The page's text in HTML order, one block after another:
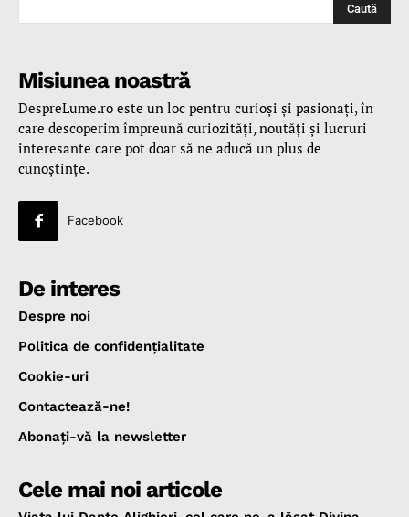
Caută
Misiunea noastră
DespreLume.ro este un loc pentru curioşi şi pasionaţi, în
care descoperim împreună curiozităţi, noutăţi şi lucruri
interesante care pot doar să ne aducă un plus de
cunoştinţe.
Facebook
De interes
Despre noi
Politica de confidenţialitate
Cookie-uri
Contactează-ne!
Abonaţi-vă la newsletter
Cele mai noi articole